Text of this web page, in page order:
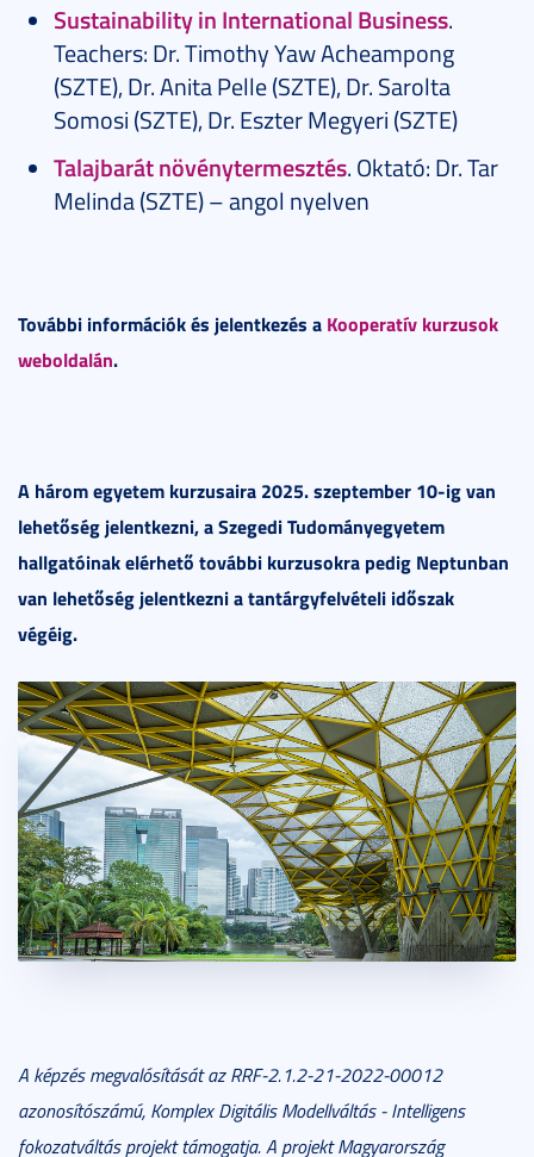
Sustainability in International Business.
Teachers: Dr. Timothy Yaw Acheampong
(SZTE), Dr. Anita Pelle (SZTE), Dr. Sarolta
Somosi (SZTE), Dr. Eszter Megyeri (SZTE)
Talajbarát növénytermesztés. Oktató: Dr. Tar
Melinda (SZTE) – angol nyelven
További információk és jelentkezés a Kooperatív kurzusok
weboldalán.
A három egyetem kurzusaira 2025. szeptember 10-ig van
lehetőség jelentkezni, a Szegedi Tudományegyetem
hallgatóinak elérhető további kurzusokra pedig Neptunban
van lehetőség jelentkezni a tantárgyfelvételi időszak
végéig.
A képzés megvalósítását az RRF-2.1.2-21-2022-00012
azonosítószámú, Komplex Digitális Modellváltás - Intelligens
fokozatváltás projekt támogatja. A projekt Magyarország